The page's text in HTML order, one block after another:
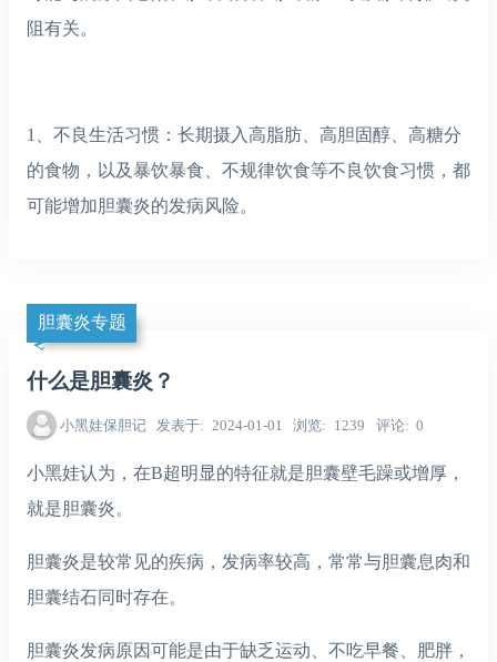
阻有关。
1、不良生活习惯：长期摄入高脂肪、高胆固醇、高糖分
的食物，以及暴饮暴食、不规律饮食等不良饮食习惯，都
可能增加胆囊炎的发病风险。
胆囊炎专题
什么是胆囊炎？
小黑娃保胆记 发表于 2024-01-01 浏览 1239 评论 0
小黑娃认为，在B超明显的特征就是胆囊壁毛躁或增厚，
就是胆囊炎。
胆囊炎是较常见的疾病，发病率较高，常常与胆囊息肉和
胆囊结石同时存在。
胆囊炎发病原因可能是由于缺乏运动、不吃早餐、肥胖，